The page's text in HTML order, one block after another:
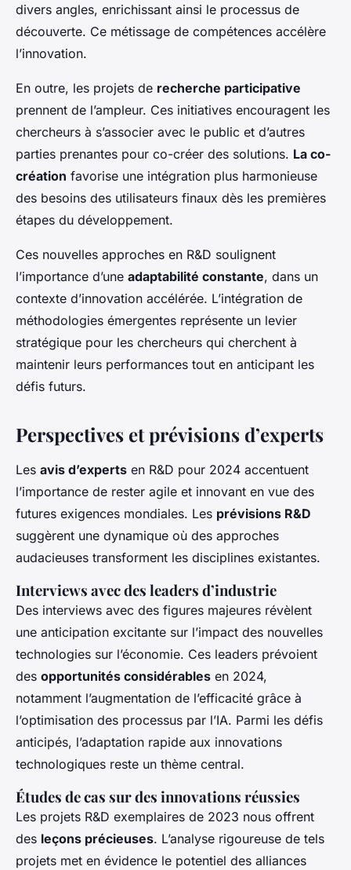
divers angles, enrichissant ainsi le processus de
découverte. Ce métissage de compétences accélère
l’innovation.
En outre, les projets de recherche participative
prennent de l’ampleur. Ces initiatives encouragent les
chercheurs à s’associer avec le public et d’autres
parties prenantes pour co-créer des solutions. La co-
création favorise une intégration plus harmonieuse
des besoins des utilisateurs finaux dès les premières
étapes du développement.
Ces nouvelles approches en R&D soulignent
l’importance d’une adaptabilité constante, dans un
contexte d’innovation accélérée. L’intégration de
méthodologies émergentes représente un levier
stratégique pour les chercheurs qui cherchent à
maintenir leurs performances tout en anticipant les
défis futurs.
Perspectives et prévisions d’experts
Les avis d’experts en R&D pour 2024 accentuent
l’importance de rester agile et innovant en vue des
futures exigences mondiales. Les prévisions R&D
suggèrent une dynamique où des approches
audacieuses transforment les disciplines existantes.
Interviews avec des leaders d’industrie
Des interviews avec des figures majeures révèlent
une anticipation excitante sur l’impact des nouvelles
technologies sur l’économie. Ces leaders prévoient
des opportunités considérables en 2024,
notamment l’augmentation de l’efficacité grâce à
l’optimisation des processus par l’IA. Parmi les défis
anticipés, l’adaptation rapide aux innovations
technologiques reste un thème central.
Études de cas sur des innovations réussies
Les projets R&D exemplaires de 2023 nous offrent
des leçons précieuses. L’analyse rigoureuse de tels
projets met en évidence le potentiel des alliances